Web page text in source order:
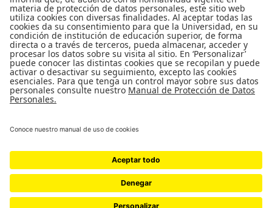
SORRY, NO MEMBERS WERE FOUND.
UNIVERSIDAD DE LOS ANDES | VIGILADA MINEDUCACIÓN. RECONOCIMIENTO
COMO UNIVERSIDAD: DECRETO 1297 DEL 30 DE MAYO DE 1964.